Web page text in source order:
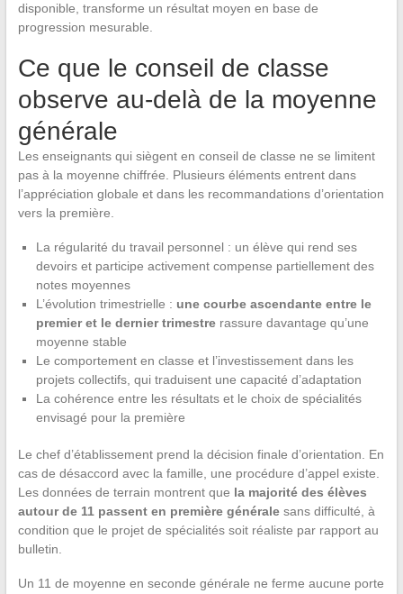
disponible, transforme un résultat moyen en base de
progression mesurable.
Ce que le conseil de classe
observe au-delà de la moyenne
générale
Les enseignants qui siègent en conseil de classe ne se limitent
pas à la moyenne chiffrée. Plusieurs éléments entrent dans
l’appréciation globale et dans les recommandations d’orientation
vers la première.
La régularité du travail personnel : un élève qui rend ses
devoirs et participe activement compense partiellement des
notes moyennes
L’évolution trimestrielle : une courbe ascendante entre le
premier et le dernier trimestrerassure davantage qu’une
moyenne stable
Le comportement en classe et l’investissement dans les
projets collectifs, qui traduisent une capacité d’adaptation
La cohérence entre les résultats et le choix de spécialités
envisagé pour la première
Le chef d’établissement prend la décision finale d’orientation. En
cas de désaccord avec la famille, une procédure d’appel existe.
Les données de terrain montrent que la majorité des élèves
autour de 11 passent en première généralesans difficulté, à
condition que le projet de spécialités soit réaliste par rapport au
bulletin.
Un 11 de moyenne en seconde générale ne ferme aucune porte